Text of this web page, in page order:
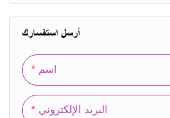
حقيبة غير منسوجة
حقيبة مخملية
علامة تعليق التغليف
تسميات التعبئة والتغليف
أرسل استفسارك
اسم
البريد الإلكتروني